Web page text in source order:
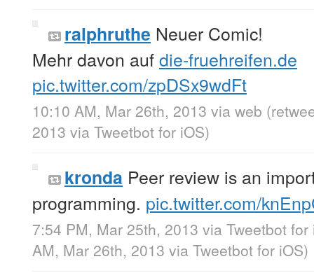
ralphruthe Neuer Comic!
Mehr davon aufdie-fruehreifen.de
pic.twitter.com/zpDSx9wdFt
10:10 AM, Mar 26th, 2013 via web
2013 via Tweetbot for iOS)
kronda Peer review is an
programming. pic.twitter.com/
7:54 PM, Mar 25th, 2013 via Tweetbot for
AM, Mar 26th, 2013 via Tweetbot for iOS)